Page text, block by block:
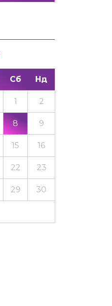
Сб Нд
1 2
8 9
15 16
22 23
29 30